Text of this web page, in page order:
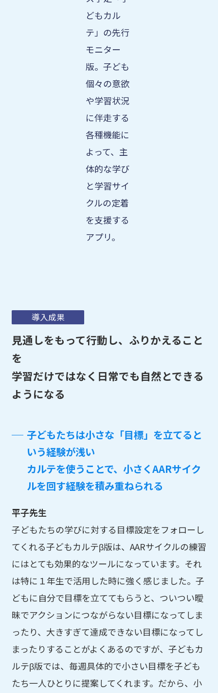
どもカル
テ」の先行
モニター
版。子ども
個々の意欲
や学習状況
に伴走する
各種機能に
よって、主
体的な学び
と学習サイ
クルの定着
を支援する
アプリ。
導入成果
見通しをもって行動し、ふりかえること
を
学習だけではなく日常でも自然とできる
ようになる
子どもたちは小さな「目標」を立てると
いう経験が浅い
カルテを使うことで、小さくAARサイク
ルを回す経験を積み重ねられる
平子先生
子どもたちの学びに対する目標設定をフォローし
てくれる子どもカルテβ版は、AARサイクルの練習
にはとても効果的なツールになっています。それ
は特に１年生で活用した時に強く感じました。子
どもに自分で目標を立ててもらうと、ついつい曖
昧でアクションにつながらない目標になってしま
ったり、大きすぎて達成できない目標になってし
まったりすることがよくあるのですが、子どもカ
ルテβ版では、毎週具体的で小さい目標を子ども
たち一人ひとりに提案してくれます。だから、小